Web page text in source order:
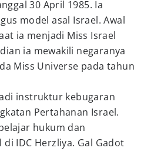
30 April 1985. Ia
model asal Israel. Awal
ia menjadi Miss Israel
ia mewakili negaranya
Miss Universe pada tahun
instruktur kebugaran
Pertahanan Israel.
hukum dan
IDC Herzliya. Gal Gadot